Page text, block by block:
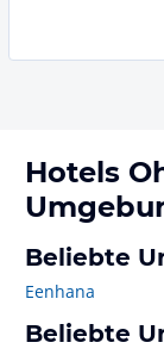
Hotels
Beliebte
Eenhana
Beliebte